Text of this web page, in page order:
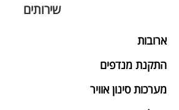
שירותים
ארובות
התקנת מנדפים
מערכות סינון אוויר